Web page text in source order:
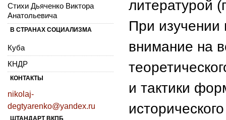
литературой
При изучении
внимание на
и тактики
Стихи Дьяченко Виктора
Анатольевича
В СТРАНАХ СОЦИАЛИЗМА
Куба
КНДР
КОНТАКТЫ
nikolaj-
degtyarenko@yandex.ru
ШТАНДАРТ ВКПБ